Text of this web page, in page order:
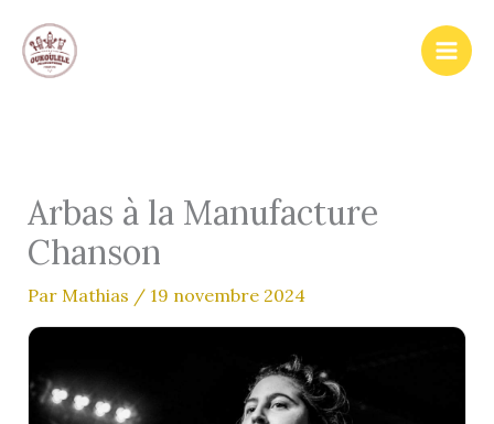
contenu
Arbas à la Manufacture
Chanson
Par Mathias / 19 novembre 2024